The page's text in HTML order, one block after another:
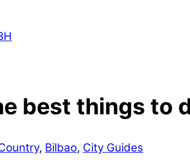
best things to
, Bilbao, City Guides